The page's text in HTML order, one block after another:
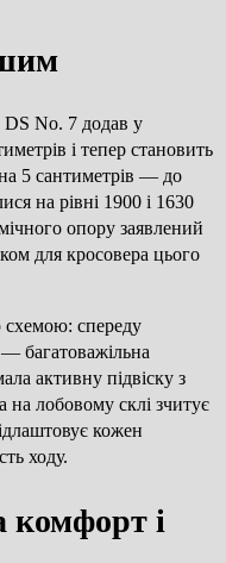
No. 7 додав у
і тепер становить
5 сантиметрів — до
на рівні 1900 і 1630
опору заявлений
для кросовера цього
схемою: спереду
багатоважільна
активну підвіску з
лобовому склі зчитує
кожен
ходу.
комфорт і